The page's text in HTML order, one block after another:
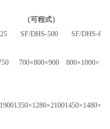
（可程式）
SF/DHS-500
SF/DHS-800
700×800×900
1350×1280×2100